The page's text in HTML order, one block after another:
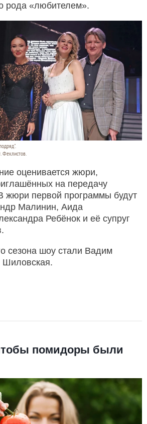
рода «любителем».
оценивается жюри,
на передачу
жюри первой программы будут
Малинин, Аида
Ребёнок и её супруг
сезона шоу стали Вадим
Шиловская.
помидоры были